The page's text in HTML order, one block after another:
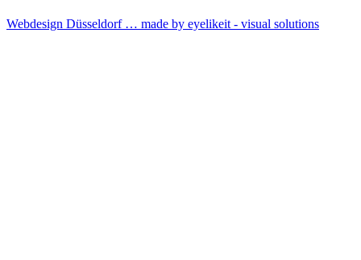
Webdesign Düsseldorf … made by eyelikeit - visual solutions